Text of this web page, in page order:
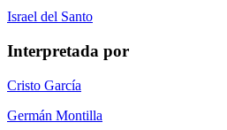
Israel del Santo
Interpretada por
Cristo García
Germán Montilla